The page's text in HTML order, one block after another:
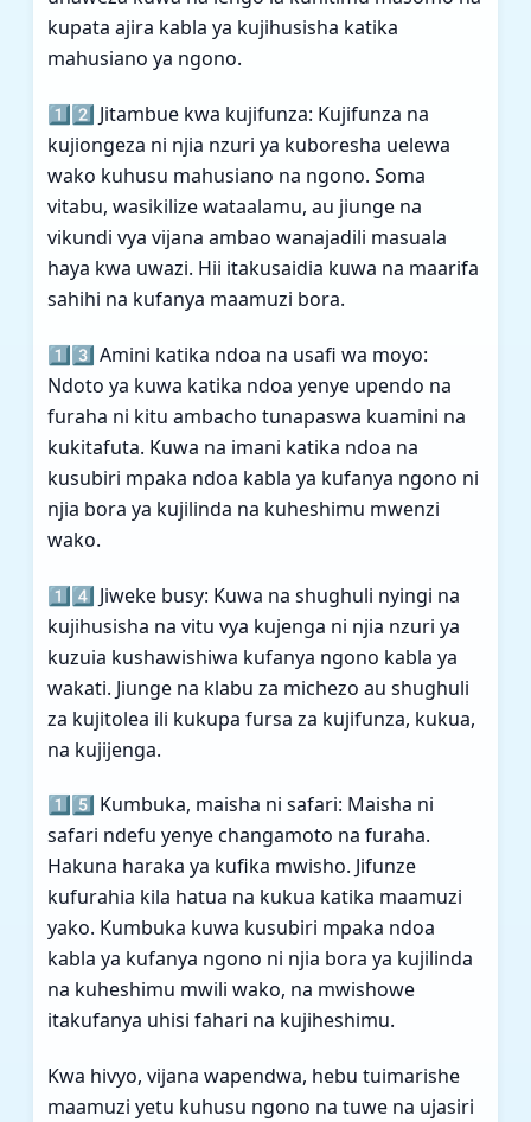
kupata ajira kabla ya kujihusisha katika
mahusiano ya ngono.
1️⃣2️⃣ Jitambue kwa kujifunza: Kujifunza na
kujiongeza ni njia nzuri ya kuboresha uelewa
wako kuhusu mahusiano na ngono. Soma
vitabu, wasikilize wataalamu, au jiunge na
vikundi vya vijana ambao wanajadili masuala
haya kwa uwazi. Hii itakusaidia kuwa na maarifa
sahihi na kufanya maamuzi bora.
1️⃣3️⃣ Amini katika ndoa na usafi wa moyo:
Ndoto ya kuwa katika ndoa yenye upendo na
furaha ni kitu ambacho tunapaswa kuamini na
kukitafuta. Kuwa na imani katika ndoa na
kusubiri mpaka ndoa kabla ya kufanya ngono ni
njia bora ya kujilinda na kuheshimu mwenzi
wako.
1️⃣4️⃣ Jiweke busy: Kuwa na shughuli nyingi na
kujihusisha na vitu vya kujenga ni njia nzuri ya
kuzuia kushawishiwa kufanya ngono kabla ya
wakati. Jiunge na klabu za michezo au shughuli
za kujitolea ili kukupa fursa za kujifunza, kukua,
na kujijenga.
1️⃣5️⃣ Kumbuka, maisha ni safari: Maisha ni
safari ndefu yenye changamoto na furaha.
Hakuna haraka ya kufika mwisho. Jifunze
kufurahia kila hatua na kukua katika maamuzi
yako. Kumbuka kuwa kusubiri mpaka ndoa
kabla ya kufanya ngono ni njia bora ya kujilinda
na kuheshimu mwili wako, na mwishowe
itakufanya uhisi fahari na kujiheshimu.
Kwa hivyo, vijana wapendwa, hebu tuimarishe
maamuzi yetu kuhusu ngono na tuwe na ujasiri